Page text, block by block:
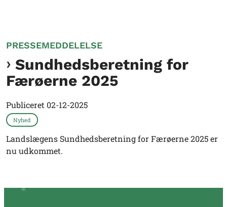
PRESSEMEDDELELSE
Sundhedsberetning for
Færøerne 2025
Publiceret 02-12-2025
Nyhed
Landslægens Sundhedsberetning for Færøerne 2025 er
nu udkommet.